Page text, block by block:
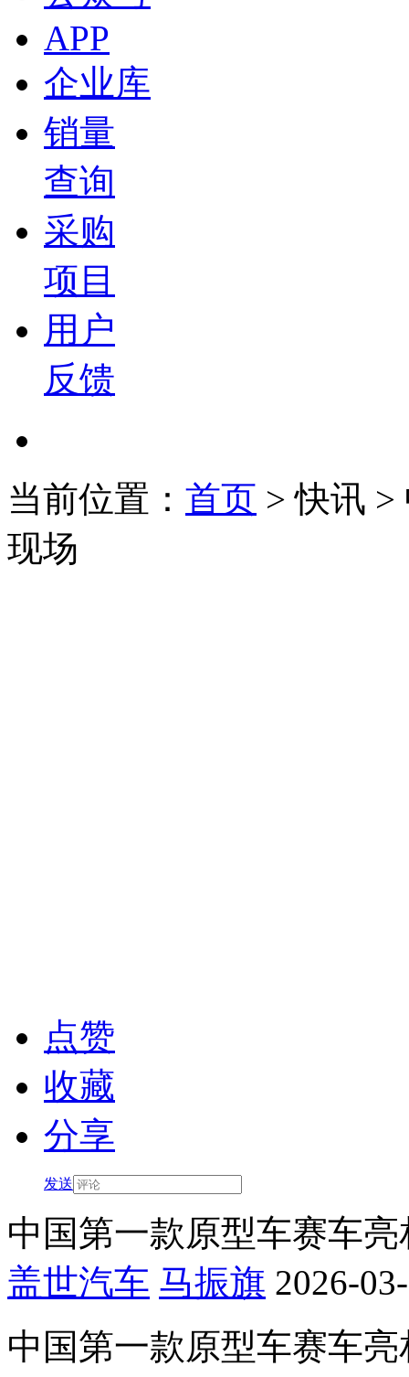
APP
企业库
销量
查询
采购
项目
用户
反馈
当前位置： 首页 >快讯 >
现场
点赞
收藏
分享
发送
中国第一款原型车赛车亮
盖世汽车 马振旗 2026-
中国第一款原型车赛车亮